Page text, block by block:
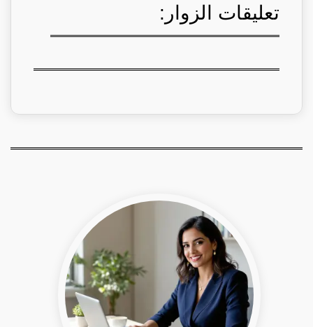
تعليقات الزوار: